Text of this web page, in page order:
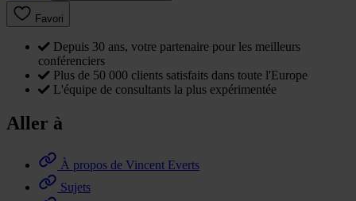
Favori
Depuis 30 ans, votre partenaire pour les meilleurs
conférenciers
Plus de 50 000 clients satisfaits dans toute l'Europe
L'équipe de consultants la plus expérimentée
Aller à
À propos de Vincent Everts
Sujets